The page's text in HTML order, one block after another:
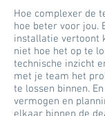
Hoe complexer de
hoe beter voor jou.
installatie vertoont
niet hoe het op te
technische inzicht
met je team het
te lossen binnen.
vermogen en